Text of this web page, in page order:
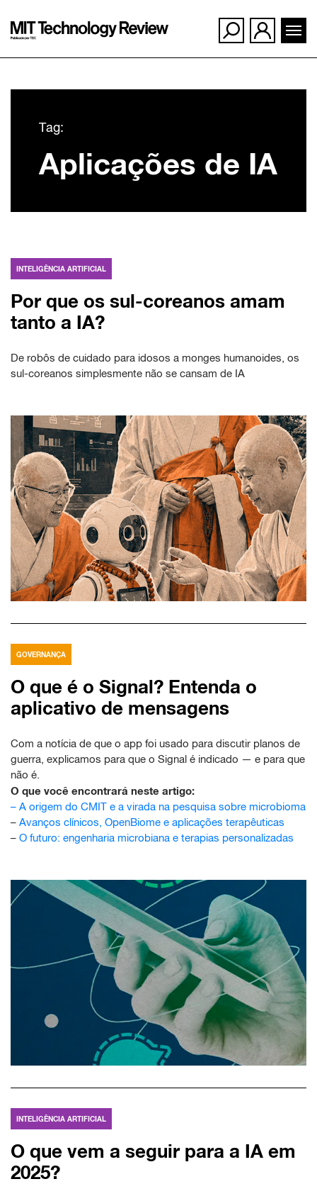
conteúdo
Tag:
Aplicações de IA
INTELIGÊNCIA ARTIFICIAL
Por que os sul-coreanos amam
tanto a IA?
De robôs de cuidado para idosos a monges humanoides, os
sul-coreanos simplesmente não se cansam de IA
GOVERNANÇA
O que é o Signal? Entenda o
aplicativo de mensagens
Com a notícia de que o app foi usado para discutir planos de
guerra, explicamos para que o Signal é indicado — e para que
não é.
O que você encontrará neste artigo:
– A origem do CMIT e a virada na pesquisa sobre microbioma
– Avanços clínicos, OpenBiome e aplicações terapêuticas
– O futuro: engenharia microbiana e terapias personalizadas
INTELIGÊNCIA ARTIFICIAL
O que vem a seguir para a IA em
2025?